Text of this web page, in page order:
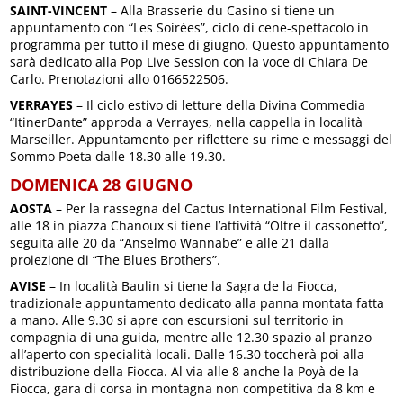
SAINT-VINCENT – Alla Brasserie du Casino si tiene un
appuntamento con “Les Soirées”, ciclo di cene-spettacolo in
programma per tutto il mese di giugno. Questo appuntamento
sarà dedicato alla Pop Live Session con la voce di Chiara De
Carlo. Prenotazioni allo 0166522506.
VERRAYES – Il ciclo estivo di letture della Divina Commedia
“ItinerDante” approda a Verrayes, nella cappella in località
Marseiller. Appuntamento per riflettere su rime e messaggi del
Sommo Poeta dalle 18.30 alle 19.30.
DOMENICA 28 GIUGNO
AOSTA – Per la rassegna del Cactus International Film Festival,
alle 18 in piazza Chanoux si tiene l’attività “Oltre il cassonetto”,
seguita alle 20 da “Anselmo Wannabe” e alle 21 dalla
proiezione di “The Blues Brothers”.
AVISE – In località Baulin si tiene la Sagra de la Fiocca,
tradizionale appuntamento dedicato alla panna montata fatta
a mano. Alle 9.30 si apre con escursioni sul territorio in
compagnia di una guida, mentre alle 12.30 spazio al pranzo
all’aperto con specialità locali. Dalle 16.30 toccherà poi alla
distribuzione della Fiocca. Al via alle 8 anche la Poyà de la
Fiocca, gara di corsa in montagna non competitiva da 8 km e